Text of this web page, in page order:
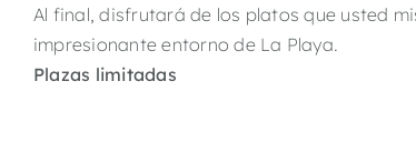
Al final, disfrutará de los platos que usted
impresionante entorno de La Playa.
Plazas limitadas